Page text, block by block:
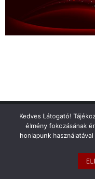
Copyright ©
Kedves Látogató!
élmény fokozásának
honlapunk